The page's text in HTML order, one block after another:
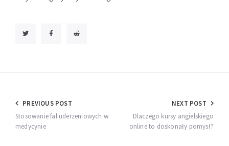
Nawigacja
wpisu
PREVIOUS POST
Stosowanie fal uderzeniowych w
medycynie
NEXT POST
Dlaczego kursy angielskiego
online to doskonały pomysł?